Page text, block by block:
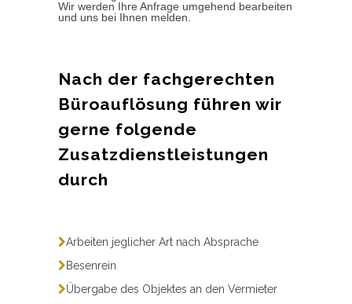
Wir werden Ihre Anfrage umgehend bearbeiten
und uns bei Ihnen melden.
Nach der fachgerechten
Büroauflösung führen wir
gerne folgende
Zusatzdienstleistungen
durch
Arbeiten jeglicher Art nach Absprache
Besenrein
Übergabe des Objektes an den Vermieter